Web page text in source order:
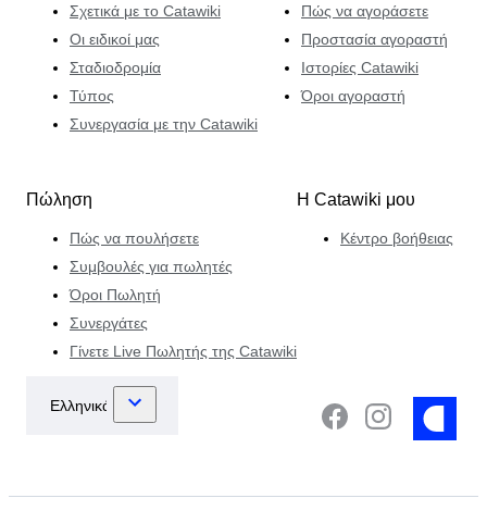
Σχετικά με το Catawiki
Οι ειδικοί μας
Σταδιοδρομία
Τύπος
Συνεργασία με την Catawiki
Πώς να αγοράσετε
Προστασία αγοραστή
Ιστορίες Catawiki
Όροι αγοραστή
Πώληση
Πώς να πουλήσετε
Συμβουλές για πωλητές
Όροι Πωλητή
Συνεργάτες
Γίνετε Live Πωλητής της Catawiki
Η Catawiki μου
Κέντρο βοήθειας